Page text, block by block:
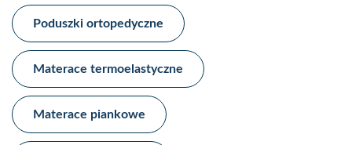
początku XX wieku wybierała do snu męskie piżamy, uważając je za
wygodniejsze i dużo bardziej atrakcyjne niż damskie stroje do spania.
W latach 50 XX damska moda nocna przeszła niemałą rewolucję i
na rynku pojawiły się seksowne i znacznie krótsze koszulki do
spania. Obecnie każdy śpi w tym, w czym chce, w czym jest mu
wygodnie. Jednak czy wybory te są korzystne dla naszego zdrowia?
Zobaczcie, w czym tak naprawdę powinniśmy spać, żeby dobrze się
Poduszki ortopedyczne
Materace termoelastyczne​
Materace piankowe​